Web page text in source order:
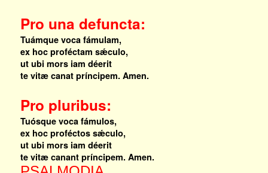
Pro una defuncta:
Tuámque voca fámulam,
ex hoc proféctam sǽculo,
ut ubi mors iam déerit
te vitæ canat príncipem. Amen.
Pro pluribus:
Tuósque voca fámulos,
ex hoc proféctos sǽculo,
ut ubi mors iam déerit
te vitæ canant príncipem. Amen.